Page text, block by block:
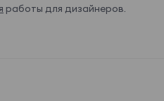
работы для дизайнеров.